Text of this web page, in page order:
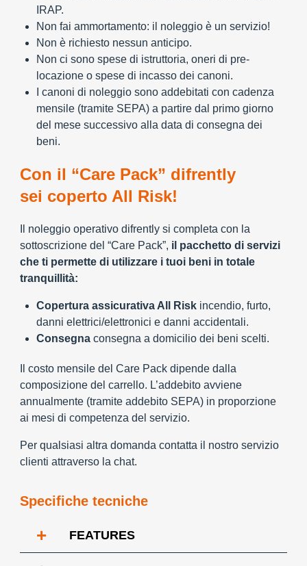
IRAP.
Non fai ammortamento: il noleggio è un servizio!
Non è richiesto nessun anticipo.
Non ci sono spese di istruttoria, oneri di pre-
locazione o spese di incasso dei canoni.
I canoni di noleggio sono addebitati con cadenza
mensile (tramite SEPA) a partire dal primo giorno
del mese successivo alla data di consegna dei
beni.
Con il “Care Pack” difrently
sei coperto All Risk!
Il noleggio operativo difrently si completa con la
sottoscrizione del “Care Pack”, il pacchetto di servizi
che ti permette di utilizzare i tuoi beni in totale
tranquillità:
Copertura assicurativa All Risk incendio, furto,
danni elettrici/elettronici e danni accidentali.
Consegna consegna a domicilio dei beni scelti.
Il costo mensile del Care Pack dipende dalla
composizione del carrello. L’addebito avviene
annualmente (tramite addebito SEPA) in proporzione
ai mesi di competenza del servizio.
Per qualsiasi altra domanda contatta il nostro servizio
clienti attraverso la chat.
Specifiche tecniche
+ FEATURES